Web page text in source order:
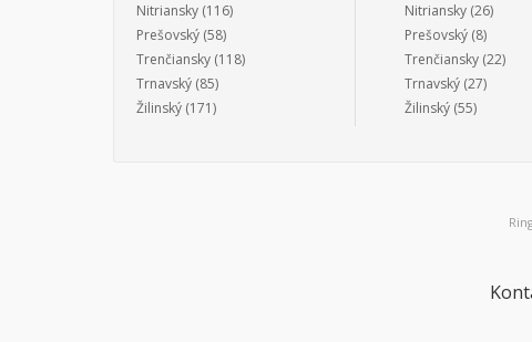
Nitriansky (116)
Prešovský (58)
Trenčiansky (118)
Trnavský (85)
Žilinský (171)
Nitriansky(26)
Prešovský(8)
Trenčiansky(22)
Trnavský(27)
Žilinský(55)